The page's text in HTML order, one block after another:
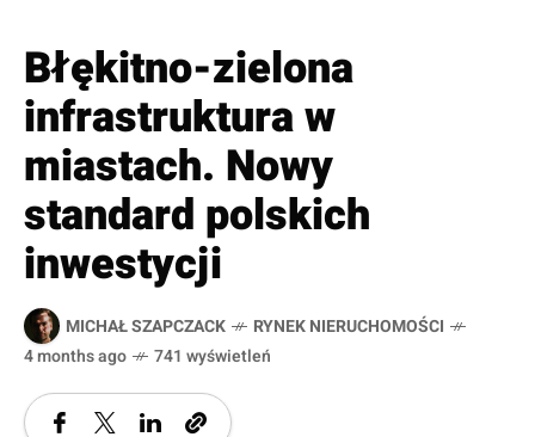
Błękitno-zielona
infrastruktura w
miastach. Nowy
standard polskich
inwestycji
MICHAŁ SZAPCZACK
RYNEK NIERUCHOMOŚCI
4 months ago
741 wyświetleń